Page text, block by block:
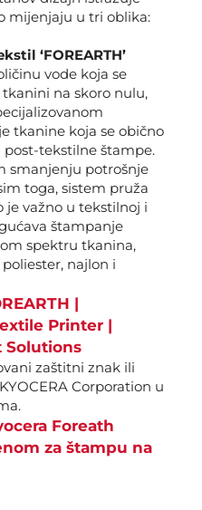
mijenjaju u tri oblika:
‘FOREARTH’
vode koja se
na skoro nulu,
tkanine koja se obično
tekstilne štampe.
smanjenju potrošnje
toga, sistem pruža
je važno u tekstilnoj i
štampanje
spektru tkanina,
najlon i
|
Printer |
Solutions
zaštitni znak ili
Corporation u
Foreath
za štampu na